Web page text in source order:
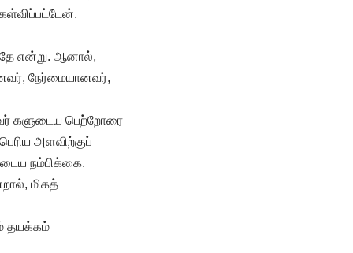
என்று. ஆனால்,
நேர்மையானவர்,
களுடைய பெற்றோரை
அளவிற்குப்
நம்பிக்கை.
மிகத்
தயக்கம்